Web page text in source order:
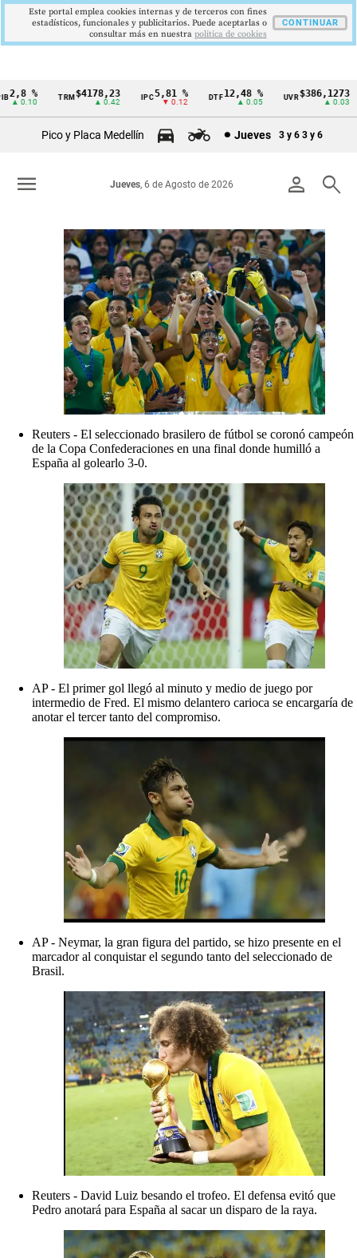
Cintillo
Colombia
TRM $4178,23
▲ 0.42
IPC5,81 %
▼ 0.12
DTF 12,48 %
▲ 0.05
UVR $386,1273
▲ 0.03
SMMLV
Pico y Placa Medellín Jueves 3 y 6 3 y 6
person search
Jueves, 6 de Agosto de 2026
menu
Reuters - El seleccionado brasilero de fútbol se coronó campeón
de la Copa Confederaciones en una final donde humilló a
España al golearlo 3-0.
AP - El primer gol llegó al minuto y medio de juego por
intermedio de Fred. El mismo delantero carioca se encargaría de
anotar el tercer tanto del compromiso.
AP - Neymar, la gran figura del partido, se hizo presente en el
marcador al conquistar el segundo tanto del seleccionado de
Brasil.
Reuters - David Luiz besando el trofeo. El defensa evitó que
Pedro anotará para España al sacar un disparo de la raya.
Este portal emplea cookies internas y de terceros con fines
estadísticos, funcionales y publicitarios. Puede aceptarlas o
consultar más en nuestra politica de cookies
CONTINUAR